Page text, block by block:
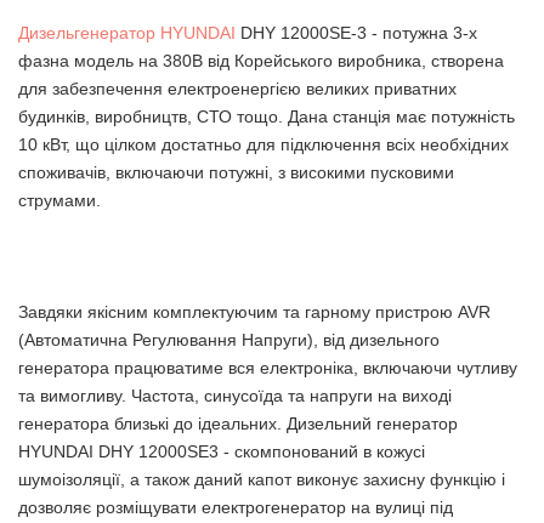
Дизельгенератор HYUNDAI DHY 12000SE-3 - потужна 3-х
фазна модель на 380В від Корейського виробника, створена
для забезпечення електроенергією великих приватних
будинків, виробництв, СТО тощо. Дана станція має потужність
10 кВт, що цілком достатньо для підключення всіх необхідних
споживачів, включаючи потужні, з високими пусковими
струмами.
Завдяки якісним комплектуючим та гарному пристрою AVR
(Автоматична Регулювання Напруги), від дизельного
генератора працюватиме вся електроніка, включаючи чутливу
та вимогливу. Частота, синусоїда та напруги на виході
генератора близькі до ідеальних. Дизельний генератор
HYUNDAI DHY 12000SE3 - скомпонований в кожусі
шумоізоляції, а також даний капот виконує захисну функцію і
дозволяє розміщувати електрогенератор на вулиці під